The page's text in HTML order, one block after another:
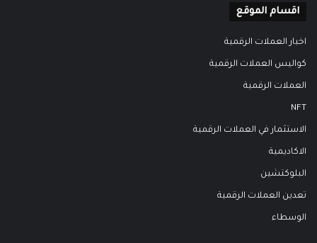
اقسام الموقع
اخبار العملات الرقمية
كواليس العملات الرقمية
العملات الرقمية
NFT
الاستثمار في العملات الرقمية
الاكاديمية
البلوكتشين
تعدين العملات الرقمية
الوسطاء